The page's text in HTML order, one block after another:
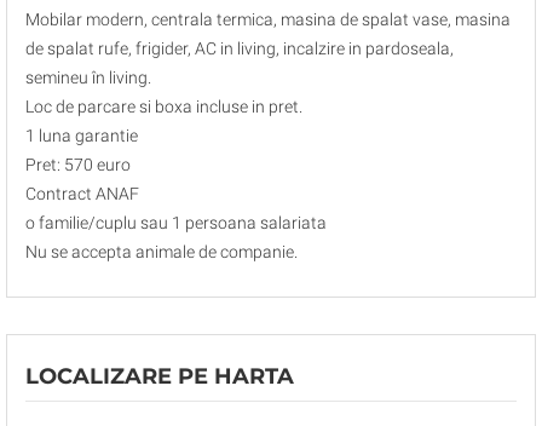
Mobilar modern, centrala termica, masina de spalat vase, masina
de spalat rufe, frigider, AC in living, incalzire in pardoseala,
semineu în living.
Loc de parcare si boxa incluse in pret.
1 luna garantie
Pret: 570 euro
Contract ANAF
o familie/cuplu sau 1 persoana salariata
Nu se accepta animale de companie.
LOCALIZARE PE HARTA